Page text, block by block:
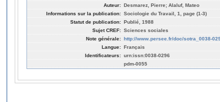
Auteur: Desmarez, Pierre; Alaluf, Mateo
Informations sur la publication: Sociologie du Travail, 1, page (1-3)
Statut de publication: Publié, 1988
Sujet CREF: Sciences sociales
Note générale: http://www.persee.fr/doc/sotra_0038-
Langue: Français
Identificateurs: urn:issn:0038-0296
pdm-0055